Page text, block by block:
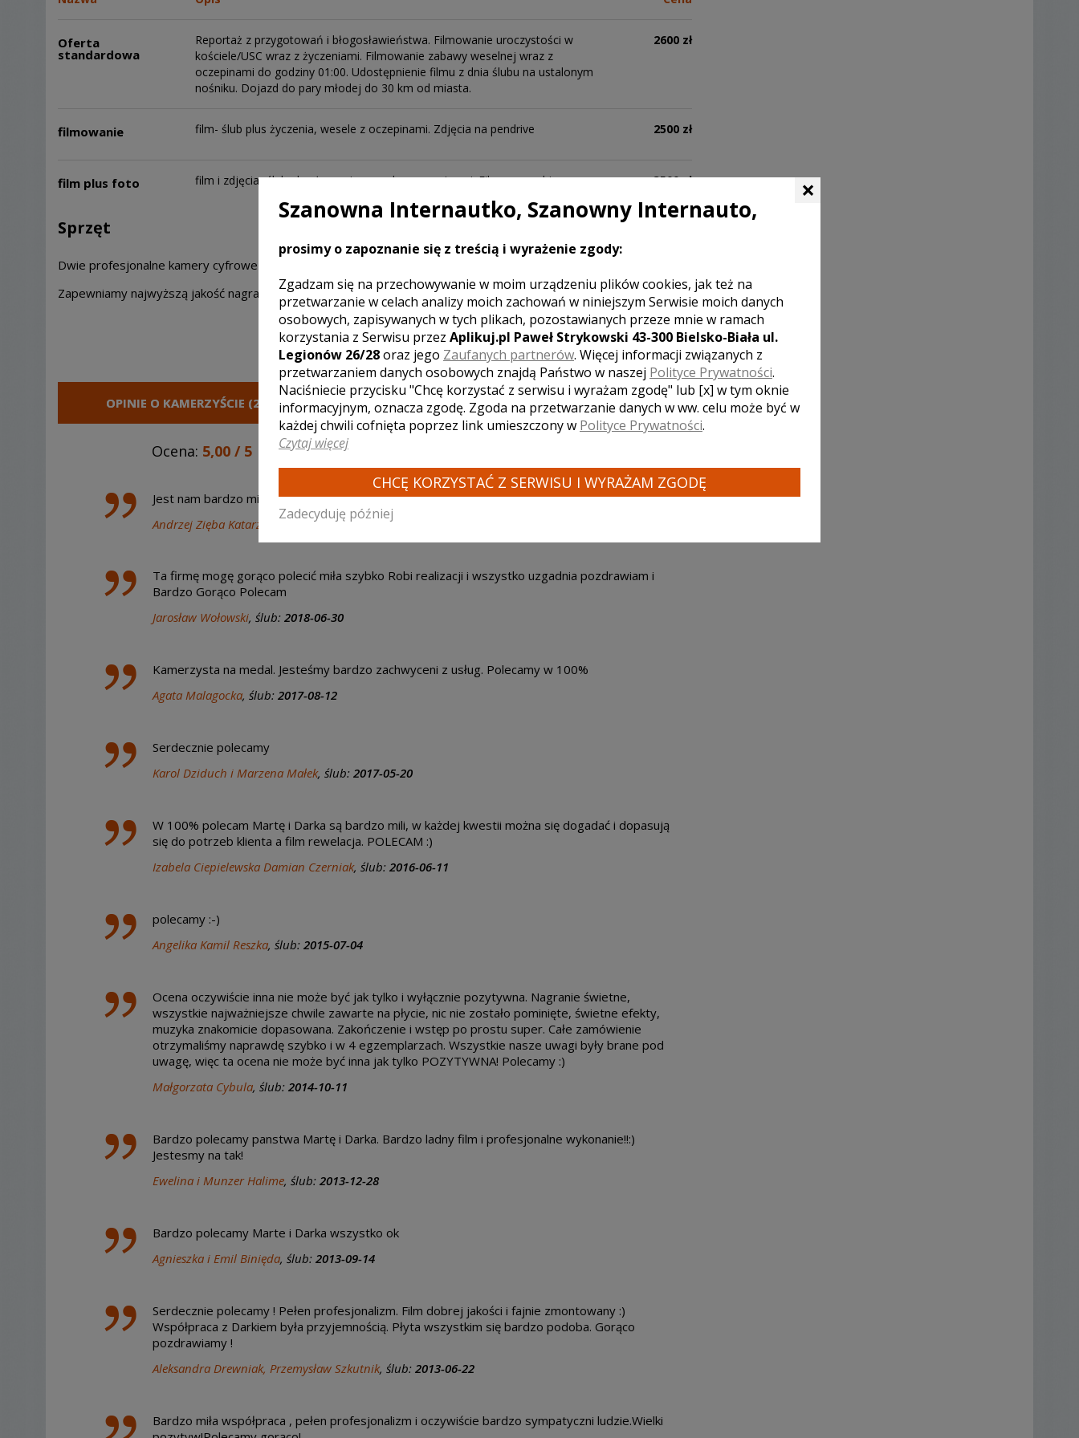
Oferta
standardowa
Reportaż z przygotowań i błogosławieństwa. Filmowanie uroczystości w
kościele/USC wraz z życzeniami. Filmowanie zabawy weselnej wraz z
oczepinami do godziny 01:00. Udostępnienie filmu z dnia ślubu na ustalonym
nośniku. Dojazd do pary młodej do 30 km od miasta.
2600 zł
filmowanie film- ślub plus życzenia, wesele z oczepinami. Zdjęcia na pendrive 2500 zł
film plus foto film i zdjęcia- ślub plus życzenia, wesele z oczepinami. Film na pendrive 3500 zł
Sprzęt
Dwie profesjonalne kamery cyfrowe firmy Sony HD.
Zapewniamy najwyższą jakość nagrania i posiadamy wszystko co potrzebne, by zrealizować profesjonalny film.
OPINIE O KAMERZYŚCIE (25)
Ocena: 5,00 / 5
Jest nam bardzo miło że mogliśmy współpracować z państwem Martą i Darkiem.
Andrzej Zięba Katarzyna Bednarczyk , ślub:2019-08-03
Ta firmę mogę gorąco polecić miła szybko Robi realizacji i wszystko uzgadnia pozdrawiam i
Bardzo Gorąco Polecam
Jarosław Wołowski, ślub: 2018-06-30
Kamerzysta na medal. Jesteśmy bardzo zachwyceni z usług. Polecamy w 100%
Agata Malagocka, ślub: 2017-08-12
Serdecznie polecamy
Karol Dziduch i Marzena Małek, ślub: 2017-05-20
W 100% polecam Martę i Darka są bardzo mili, w każdej kwestii można się dogadać i dopasują
się do potrzeb klienta a film rewelacja. POLECAM :)
Izabela Ciepielewska Damian Czerniak, ślub: 2016-06-11
polecamy :-)
Angelika Kamil Reszka, ślub: 2015-07-04
Ocena oczywiście inna nie może być jak tylko i wyłącznie pozytywna. Nagranie świetne,
wszystkie najważniejsze chwile zawarte na płycie, nic nie zostało pominięte, świetne efekty,
muzyka znakomicie dopasowana. Zakończenie i wstęp po prostu super. Całe zamówienie
otrzymaliśmy naprawdę szybko i w 4 egzemplarzach. Wszystkie nasze uwagi były brane pod
uwagę, więc ta ocena nie może być inna jak tylko POZYTYWNA! Polecamy :)
Małgorzata Cybula, ślub: 2014-10-11
Bardzo polecamy panstwa Martę i Darka. Bardzo ladny film i profesjonalne wykonanie!!:)
Jestesmy na tak!
Ewelina i Munzer Halime, ślub: 2013-12-28
Bardzo polecamy Marte i Darka wszystko ok
Agnieszka i Emil Binięda, ślub: 2013-09-14
Serdecznie polecamy ! Pełen profesjonalizm. Film dobrej jakości i fajnie zmontowany :)
Współpraca z Darkiem była przyjemnością. Płyta wszystkim się bardzo podoba. Gorąco
pozdrawiamy !
Aleksandra Drewniak, Przemysław Szkutnik, ślub: 2013-06-22
Bardzo miła współpraca , pełen profesjonalizm i oczywiście bardzo sympatyczni ludzie.Wielki
×
Szanowna Internautko, Szanowny Internauto,
prosimy o zapoznanie się z treścią i wyrażenie zgody:
Zgadzam się na przechowywanie w moim urządzeniu plików cookies, jak też na
przetwarzanie w celach analizy moich zachowań w niniejszym Serwisie moich danych
osobowych, zapisywanych w tych plikach, pozostawianych przeze mnie w ramach
korzystania z Serwisu przez Aplikuj.pl Paweł Strykowski 43-300 Bielsko-Biała ul.
Legionów 26/28oraz jego Zaufanych partnerów. Więcej informacji związanych z
przetwarzaniem danych osobowych znajdą Państwo w naszej Polityce Prywatności.
Naciśniecie przycisku "Chcę korzystać z serwisu i wyrażam zgodę" lub [x] w tym oknie
informacyjnym, oznacza zgodę. Zgoda na przetwarzanie danych w ww. celu może być w
każdej chwili cofnięta poprzez link umieszczony w Polityce Prywatności.
Czytaj więcej
CHCĘ KORZYSTAĆ Z SERWISU I WYRAŻAM ZGODĘ
Zadecyduję później